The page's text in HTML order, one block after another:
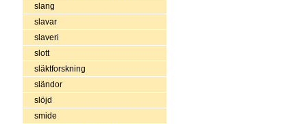
slang
slavar
slaveri
slott
släktforskning
sländor
slöjd
smide